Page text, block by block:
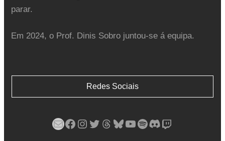
parar.
Em 2024, o Prof. Dinis Sobro juntou-se á equipa.
Redes Sociais
Mail Facebook Instagram Twitter Threads Bluesky YouTube Spotify Discord Twitch